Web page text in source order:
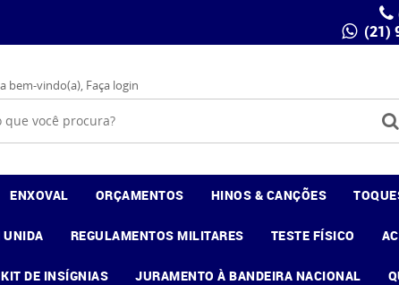
(21)
bem-vindo(a), Faça login
ENXOVAL ORÇAMENTOS HINOS & CANÇÕES
UNIDA REGULAMENTOS MILITARES TESTE FÍSICO
KIT DE INSÍGNIAS JURAMENTO À BANDEIRA NACIONAL